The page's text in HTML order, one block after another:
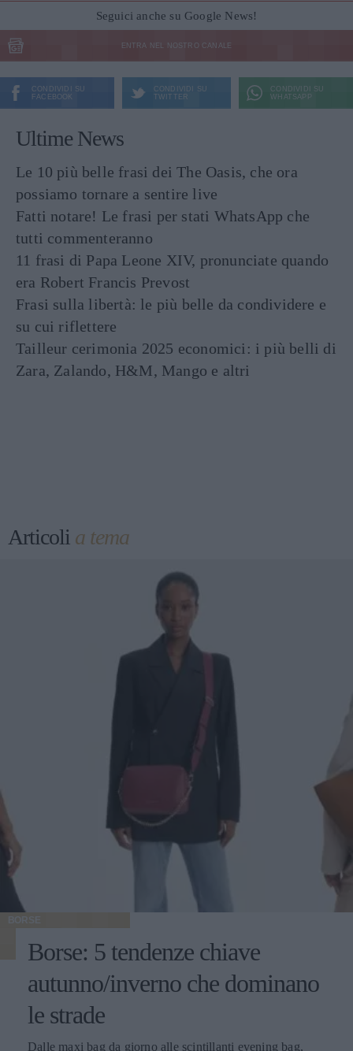
Seguici anche su Google News!
ENTRA NEL NOSTRO CANALE
CONDIVIDI SU
FACEBOOK
CONDIVIDI SU
TWITTER
CONDIVIDI SU
WHATSAPP
Ultime News
Le 10 più belle frasi dei The Oasis, che ora
possiamo tornare a sentire live
Fatti notare! Le frasi per stati WhatsApp che
tutti commenteranno
11 frasi di Papa Leone XIV, pronunciate quando
era Robert Francis Prevost
Frasi sulla libertà: le più belle da condividere e
su cui riflettere
Tailleur cerimonia 2025 economici: i più belli di
Zara, Zalando, H&M, Mango e altri
Articoli a tema
BORSE
Borse: 5 tendenze chiave
autunno/inverno che dominano
le strade
Dalle maxi bag da giorno alle scintillanti evening bag,